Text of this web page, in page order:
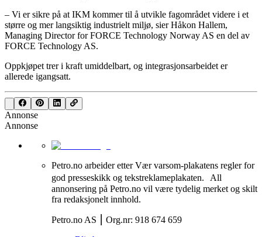
– Vi er sikre på at IKM kommer til å utvikle fagområdet videre i et
større og mer langsiktig industrielt miljø, sier Håkon Hallem,
Managing Director for FORCE Technology Norway AS en del av
FORCE Technology AS.
Oppkjøpet trer i kraft umiddelbart, og integrasjonsarbeidet er
allerede igangsatt.
Annonse
Annonse
Petro.no arbeider etter Vær varsom-plakatens regler for
god presseskikk og tekstreklameplakaten. All
annonsering på Petro.no vil være tydelig merket og skilt
fra redaksjonelt innhold.
Petro.no AS ⎮ Org.nr: 918 674 659